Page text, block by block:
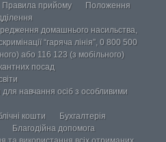
Правила прийому
Положення
домашнього насильства,
“гаряча лінія”, 0 800 500
або 116 123 (з мобільного)
посад
для навчання осіб з особливими
кошти
Бухгалтерія
Благодійна допомога